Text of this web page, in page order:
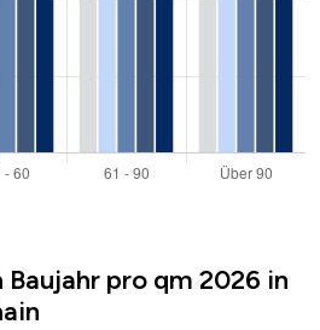
pro qm 2026 in